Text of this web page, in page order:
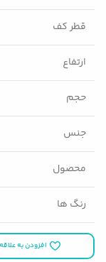
قطر کف
ارتفاع
حجم
جنس
محصول
رنگ ها
افزودن به